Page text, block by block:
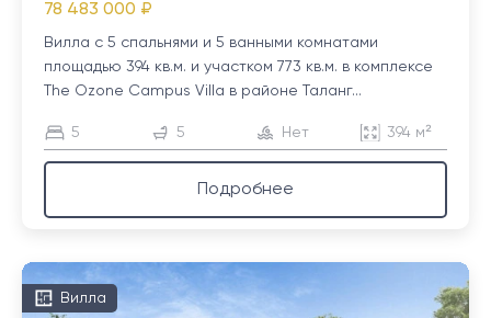
78 483 000 ₽
Вилла с 5 спальнями и 5 ванными комнатами
площадью 394 кв.м. и участком 773 кв.м. в комплексе
The Ozone Campus Villa в районе Таланг...
5 5 Нет 394 м²
Подробнее
Вилла